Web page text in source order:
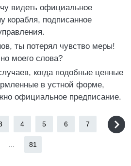
видеть официальное
корабля, подписанное
ты потерял чувство меры!
моего слова?
когда подобные ценные
в устной форме,
официальное предписание.
4 5 6 7
81